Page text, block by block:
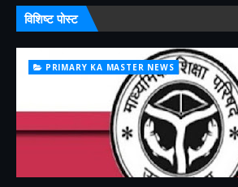
विशिष्ट पोस्ट
PRIMARY KA MASTER NEWS